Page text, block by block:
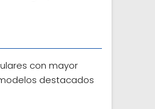
con mayor
destacados